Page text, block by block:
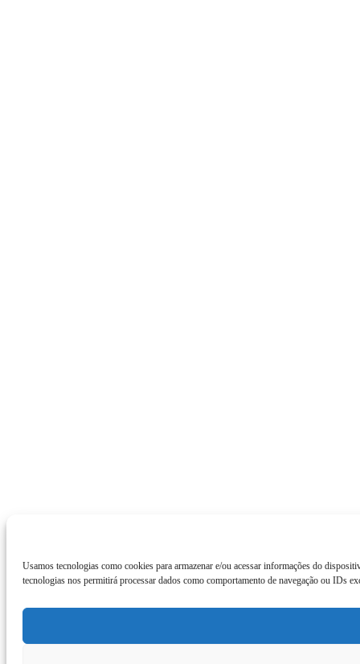
Usamos tecnologias como cookies para armazenar e/ou acessar informações do
tecnologias nos permitirá processar dados como comportamento de navegação ou IDs